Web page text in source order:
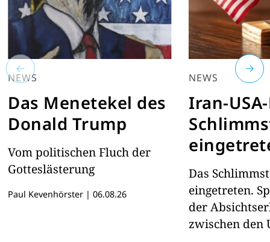
NEWS
Das Menetekel des
Donald Trump
Vom politischen Fluch der
Gotteslästerung
Paul Kevenhörster | 06.08.26
NEWS
Iran-
Das
eingetreten.
der
zwischen den